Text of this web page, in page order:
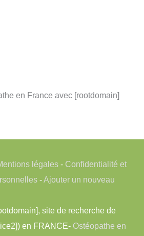
en France avec [rootdomain]
légales- Confidentialité et
-Ajouter un nouveau
site de recherche de
en FRANCE- Ostéopathe en